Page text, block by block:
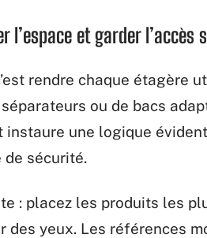
l’espace et garder l’accès
rendre chaque étagère
séparateurs ou de bacs
une logique
de sécurité.
: placez les produits les
des yeux. Les références